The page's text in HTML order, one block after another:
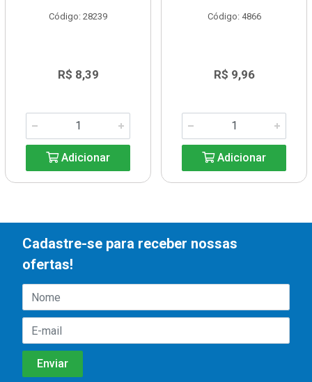
Código: 28239
R$ 8,39
Adicionar
Código: 4866
R$ 9,96
Adicionar
Cadastre-se para receber nossas
ofertas!